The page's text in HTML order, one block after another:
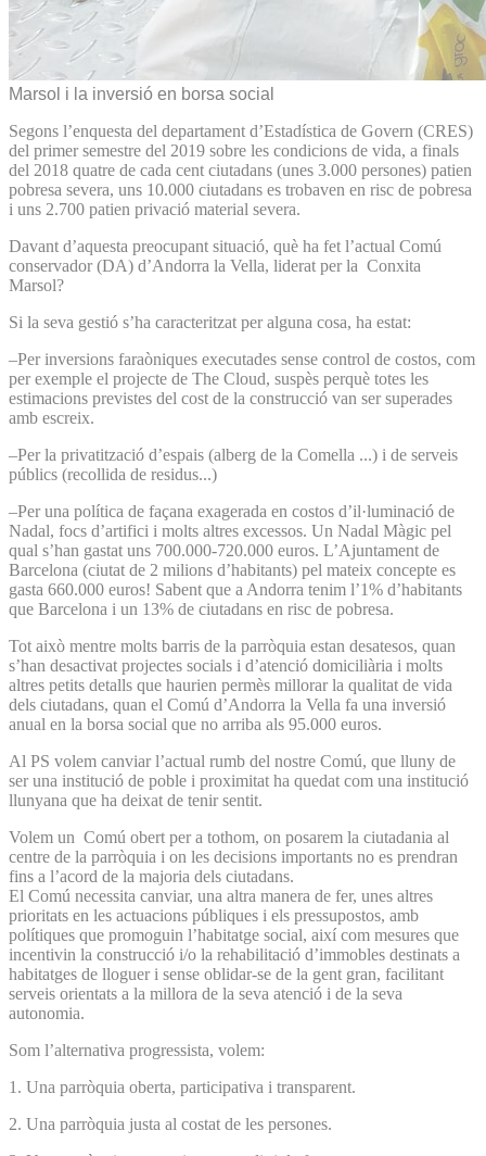
Marsol i la inversió en borsa social
Segons l’enquesta del departament d’Estadística de Govern (CRES)
del primer semestre del 2019 sobre les condicions de vida, a finals
del 2018 quatre de cada cent ciutadans (unes 3.000 persones) patien
pobresa severa, uns 10.000 ciutadans es trobaven en risc de pobresa
i uns 2.700 patien privació material severa.
Davant d’aquesta preocupant situació, què ha fet l’actual Comú
conservador (DA) d’Andorra la Vella, liderat per la Conxita
Marsol?
Si la seva gestió s’ha caracteritzat per alguna cosa, ha estat:
–Per inversions faraòniques executades sense control de costos, com
per exemple el projecte de The Cloud, suspès perquè totes les
estimacions previstes del cost de la construcció van ser superades
amb escreix.
–Per la privatització d’espais (alberg de la Comella ...) i de serveis
públics (recollida de residus...)
–Per una política de façana exagerada en costos d’il·luminació de
Nadal, focs d’artifici i molts altres excessos. Un Nadal Màgic pel
qual s’han gastat uns 700.000-720.000 euros. L’Ajuntament de
Barcelona (ciutat de 2 milions d’habitants) pel mateix concepte es
gasta 660.000 euros! Sabent que a Andorra tenim l’1% d’habitants
que Barcelona i un 13% de ciutadans en risc de pobresa.
Tot això mentre molts barris de la parròquia estan desatesos, quan
s’han desactivat projectes socials i d’atenció domiciliària i molts
altres petits detalls que haurien permès millorar la qualitat de vida
dels ciutadans, quan el Comú d’Andorra la Vella fa una inversió
anual en la borsa social que no arriba als 95.000 euros.
Al PS volem canviar l’actual rumb del nostre Comú, que lluny de
ser una institució de poble i proximitat ha quedat com una institució
llunyana que ha deixat de tenir sentit.
Volem un Comú obert per a tothom, on posarem la ciutadania al
centre de la parròquia i on les decisions importants no es prendran
fins a l’acord de la majoria dels ciutadans.
El Comú necessita canviar, una altra manera de fer, unes altres
prioritats en les actuacions públiques i els pressupostos, amb
polítiques que promoguin l’habitatge social, així com mesures que
incentivin la construcció i/o la rehabilitació d’immobles destinats a
habitatges de lloguer i sense oblidar-se de la gent gran, facilitant
serveis orientats a la millora de la seva atenció i de la seva
autonomia.
Som l’alternativa progressista, volem:
1. Una parròquia oberta, participativa i transparent.
2. Una parròquia justa al costat de les persones.